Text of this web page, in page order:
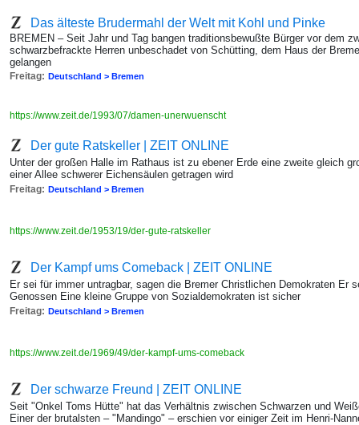
Das älteste Brudermahl der Welt mit Kohl und Pinke
BREMEN – Seit Jahr und Tag bangen traditionsbewußte Bürger vor dem
schwarzbefrackte Herren unbeschadet von Schütting, dem Haus der
gelangen
Freitag: Deutschland > Bremen
https://www.zeit.de/1993/07/damen-unerwuenscht
Der gute Ratskeller | ZEIT ONLINE
Unter der großen Halle im Rathaus ist zu ebener Erde eine zweite gleich
einer Allee schwerer Eichensäulen getragen wird
Freitag: Deutschland > Bremen
https://www.zeit.de/1953/19/der-gute-ratskeller
Der Kampf ums Comeback | ZEIT ONLINE
Er sei für immer untragbar, sagen die Bremer Christlichen Demokraten Er
Genossen Eine kleine Gruppe von Sozialdemokraten ist sicher
Freitag: Deutschland > Bremen
https://www.zeit.de/1969/49/der-kampf-ums-comeback
Der schwarze Freund | ZEIT ONLINE
Seit "Onkel Toms Hütte" hat das Verhältnis zwischen Schwarzen und
Einer der brutalsten – "Mandingo" – erschien vor einiger Zeit im Henri-